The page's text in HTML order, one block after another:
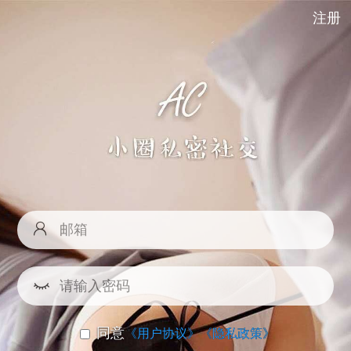
注册
同意《用户协议》《隐私政策》